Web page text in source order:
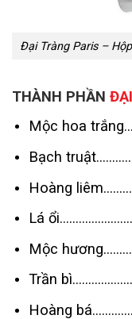
Đại Tràng Paris –
THÀNH PHẦN
Mộc hoa
Bạch
Hoàng
Lá
Mộc
Trần
Hoàng